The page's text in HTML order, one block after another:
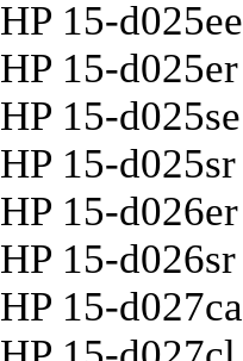
HP 15-d025ee
HP 15-d025er
HP 15-d025se
HP 15-d025sr
HP 15-d026er
HP 15-d026sr
HP 15-d027ca